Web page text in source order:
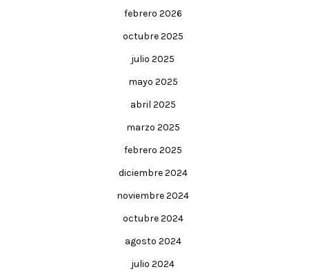
febrero 2026
octubre 2025
julio 2025
mayo 2025
abril 2025
marzo 2025
febrero 2025
diciembre 2024
noviembre 2024
octubre 2024
agosto 2024
julio 2024